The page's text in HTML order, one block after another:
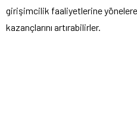
girişimcilik faaliyetlerine
kazançlarını artırabilirler.